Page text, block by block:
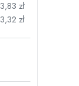
3,83 zł
3,32 zł